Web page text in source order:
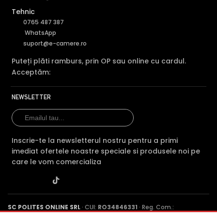
Spre deosebire de functia BLC (compensarea luminii din
spate), ambele functii fiind utile atunci cand in zona
exista contrast puternic de iluminare, functia TRUE WDR
oferita de senzorul de imagine al camerei DAHUA HAC-
Tehnic
0765 487 387
WhatsApp
suport@e-camere.ro
Puteți plăti ramburs, prin OP sau online cu cardul.
Acceptăm:
NEWSLETTER
Inscrie-te la newsletterul nostru pentru a primi
imediat ofertele noastre speciale si produsele noi pe
care le vom comercializa
SC POLITES ONLINE SRL · CUI: RO34846331 · Reg. Com.: